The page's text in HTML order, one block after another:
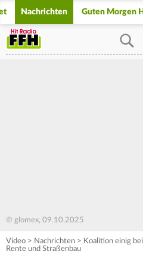
Nachrichten Guten Morgen
© glomex, 09.10.2025
Video > Nachrichten > Koalition einig
Rente und Straßenbau